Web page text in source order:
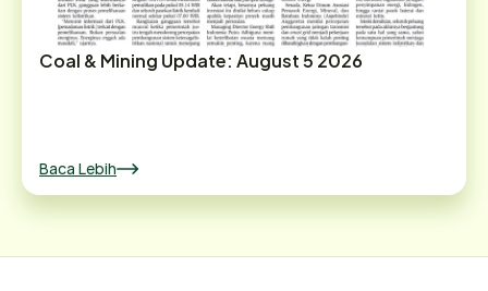
Coal & Mining Update: August 5 2026
Baca Lebih